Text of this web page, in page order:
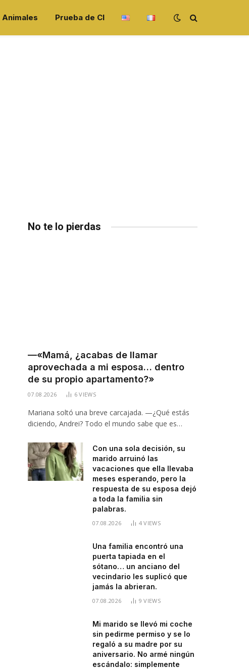
Animales Prueba de CI
No te lo pierdas
—«Mamá, ¿acabas de llamar
aprovechada a mi esposa… dentro
de su propio apartamento?»
07.08.2026 6VIEWS
Mariana soltó una breve carcajada. —¿Qué estás
diciendo, Andrei? Todo el mundo sabe que es…
Con una sola decisión, su
marido arruinó las
vacaciones que ella llevaba
meses esperando, pero la
respuesta de su esposa dejó
a toda la familia sin
palabras.
07.08.2026 4VIEWS
Una familia encontró una
puerta tapiada en el
sótano… un anciano del
vecindario les suplicó que
jamás la abrieran.
07.08.2026 9VIEWS
Mi marido se llevó mi coche
sin pedirme permiso y se lo
regaló a su madre por su
aniversario. No armé ningún
escándalo: simplemente